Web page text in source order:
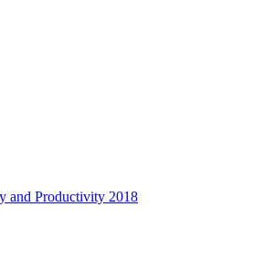
and Productivity 2018